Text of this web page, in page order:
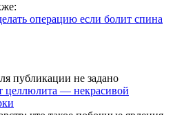
операцию если болит спина
целлюлита — некрасивой